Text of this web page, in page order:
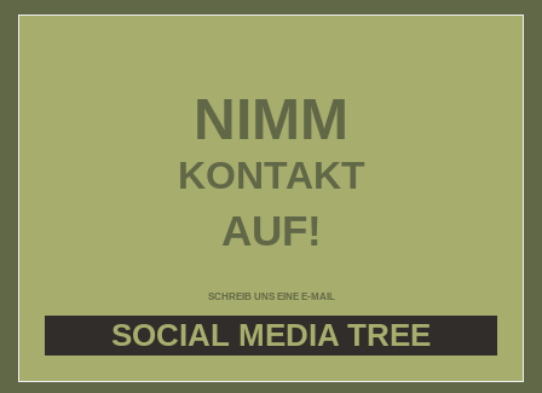
NIMM
KONTAKT
AUF!
SCHREIB UNS EINE E-MAIL
SOCIAL MEDIA TREE